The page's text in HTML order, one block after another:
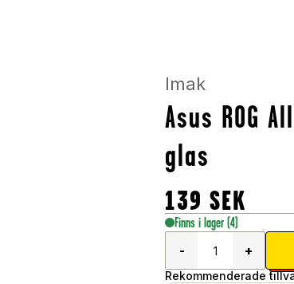
Imak
Asus ROG
glas
139 SEK
Finns i lager (4)
-
+
Rekommenderade